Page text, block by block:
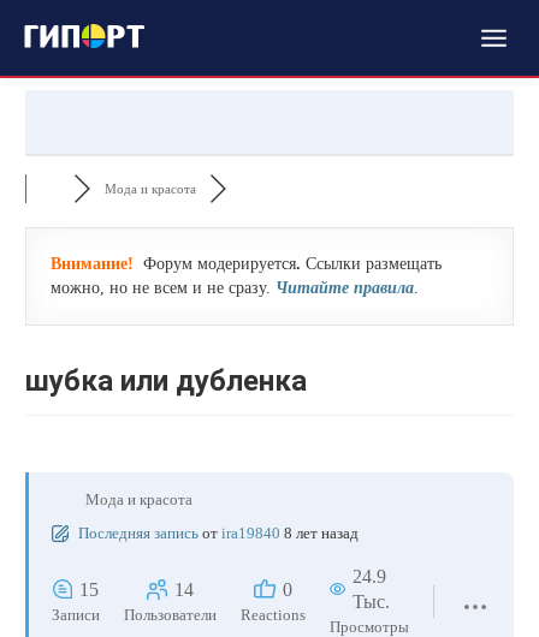
Мода и красота
Внимание! Форум модерируется. Ссылки размещать
можно, но не всем и не сразу. Читайте правила.
шубка или дубленка
Мода и красота
Последняя запись от ira19840 8 лет назад
15
Записи
14
Пользователи
0
Reactions
24.9
Тыс.
Просмотры